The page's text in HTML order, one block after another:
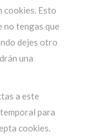
cookies. Esto
no tengas que
dejes otro
una
a este
para
cookies.